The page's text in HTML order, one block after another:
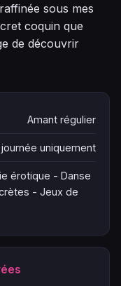
sous mes
coquin que
de découvrir
Amant régulier
uniquement
érotique - Danse
- Jeux de